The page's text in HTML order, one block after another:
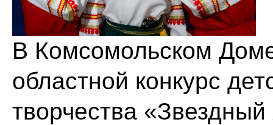
В Комсомольском
областной конкурс
творчества